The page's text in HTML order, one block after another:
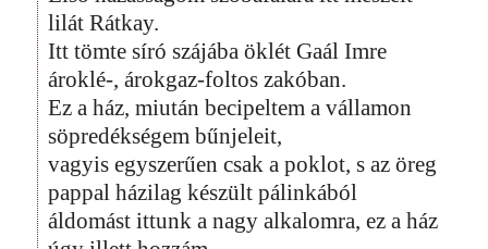
lilát Rátkay.
Itt tömte síró szájába öklét Gaál Imre
ároklé-, árokgaz-foltos zakóban.
Ez a ház, miután becipeltem a vállamon
söpredékségem bűnjeleit,
vagyis egyszerűen csak a poklot, s az öreg
pappal házilag készült pálinkából
áldomást ittunk a nagy alkalomra, ez a ház